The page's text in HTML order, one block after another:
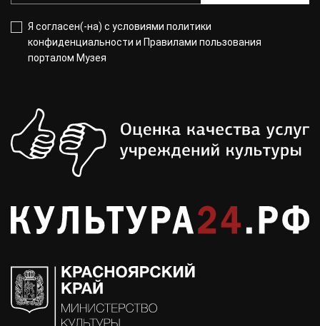
Я согласен(-на) с условиями политики
конфиденциальности и Правилами пользования
порталом Музея